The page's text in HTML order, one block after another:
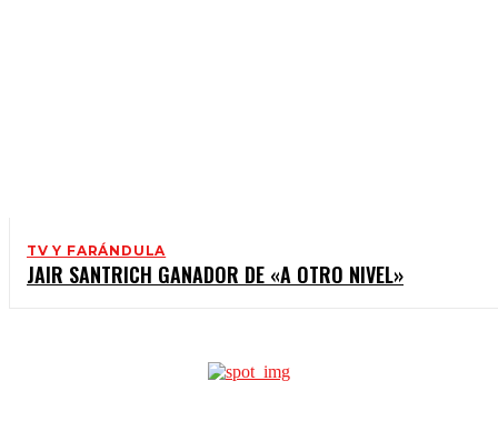
TV Y FARÁNDULA
JAIR SANTRICH GANADOR DE «A OTRO NIVEL»